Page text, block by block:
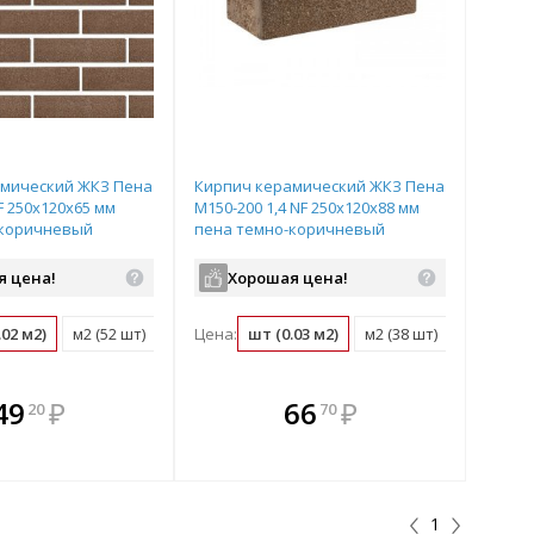
ЖКЗ Пена
250х120х65 мм
цена!
м2) м2 (52 шт) поддон (480 шт)
20 ₽
В комплекте
всегда выгоднее!
Кирпич керамический ЖКЗ Пена
М150-200 1,4 NF 250х120х88 мм
пена темно-коричневый
Хорошая цена!
Цена: шт (0.03 м2) м2 (38 шт)
комплекте
выгоднее!
66 70 ₽
1